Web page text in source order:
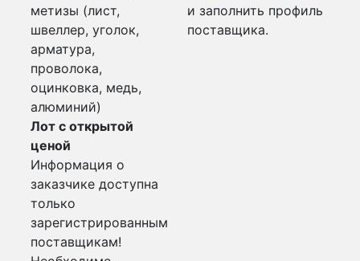
метизы (лист,
швеллер, уголок,
арматура,
проволока,
оцинковка, медь,
алюминий)
Лот с открытой
ценой
Информация о
заказчике доступна
только
зарегистрированным
поставщикам!
и заполнить профиль
поставщика.